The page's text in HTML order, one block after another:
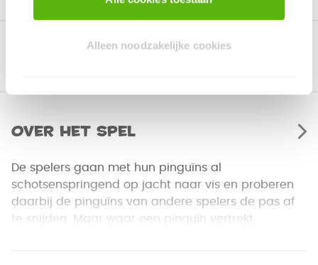
Alleen noodzakelijke cookies
Gerelateerde producten
Over het spel
De spelers gaan met hun pinguïns al
schotsenspringend op jacht naar vis en proberen
daarbij de pinguïns van andere spelers de pas af
te snijden. Maar waar een pinguïn vertrekt,